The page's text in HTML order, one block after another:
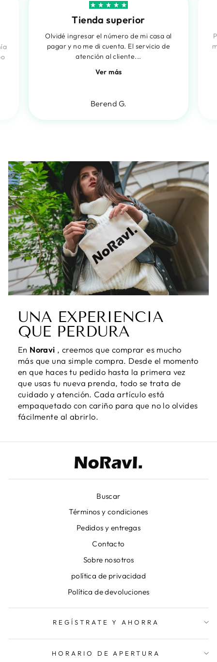
Tienda superior
Olvidé ingresar el número de mi casa al
pagar y no me di cuenta. El servicio de
atención al cliente...
Ver más
Berend G.
UNA EXPERIENCIA
QUE PERDURA
En Noravi , creemos que comprar es mucho
más que una simple compra. Desde el momento
en que haces tu pedido hasta la primera vez
que usas tu nueva prenda, todo se trata de
cuidado y atención. Cada artículo está
empaquetado con cariño para que no lo olvides
fácilmente al abrirlo.
Buscar
Términos y condiciones
Pedidos y entregas
Contacto
Sobre nosotros
política de privacidad
Política de devoluciones
REGÍSTRATE Y AHORRA
HORARIO DE APERTURA